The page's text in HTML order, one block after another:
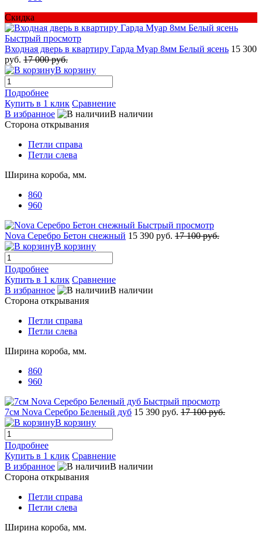
Скидка
Быстрый просмотр
Входная дверь в квартиру Гарда Муар 8мм Белый ясень 15 300
руб. 17 000 руб.
В корзину
Подробнее
Купить в 1 клик Сравнение
В избранное
В наличии
Сторона открывания
Петли справа
Петли слева
Ширина короба, мм.
860
960
Быстрый просмотр
Nova Серебро Бетон снежный 15 390 руб. 17 100 руб.
В корзину
Подробнее
Купить в 1 клик Сравнение
В избранное
В наличии
Сторона открывания
Петли справа
Петли слева
Ширина короба, мм.
860
960
Быстрый просмотр
7см Nova Серебро Беленый дуб 15 390 руб. 17 100 руб.
В корзину
Подробнее
Купить в 1 клик Сравнение
В избранное
В наличии
Сторона открывания
Петли справа
Петли слева
Ширина короба, мм.